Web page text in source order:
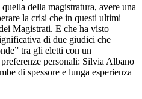
della magistratura, avere una
la crisi che in questi ultimi
Magistrati. E che ha visto
di due giudici che
tra gli eletti con un
personali: Silvia Albano
di spessore e lunga esperienza